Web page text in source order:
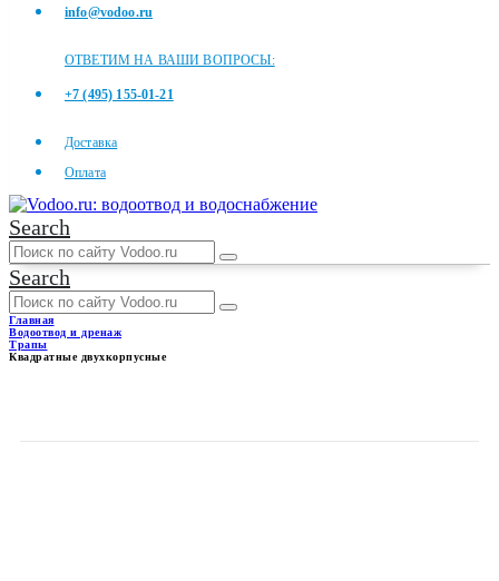
info@vodoo.ru
ОТВЕТИМ НА ВАШИ ВОПРОСЫ:
+7 (495) 155-01-21
Доставка
Оплата
Search
Search
Главная
Водоотвод и дренаж
Трапы
Квадратные двухкорпусные